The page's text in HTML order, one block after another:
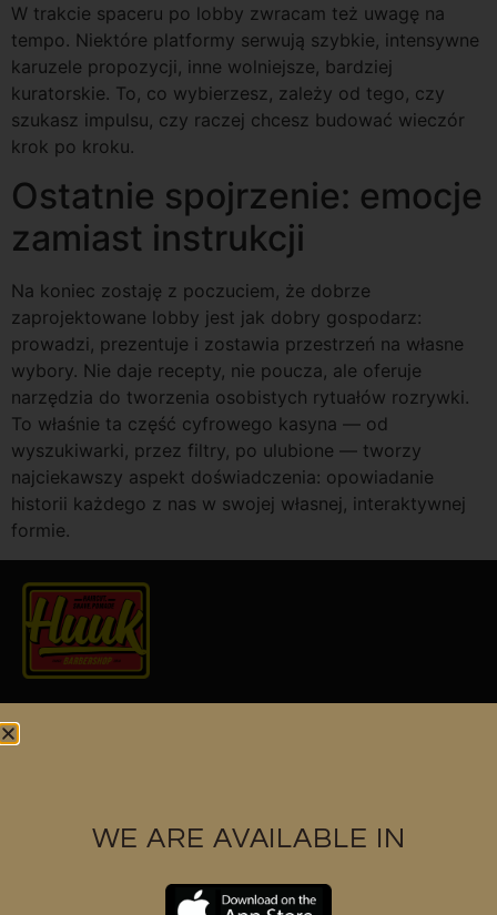
W trakcie spaceru po lobby zwracam też uwagę na
tempo. Niektóre platformy serwują szybkie, intensywne
karuzele propozycji, inne wolniejsze, bardziej
kuratorskie. To, co wybierzesz, zależy od tego, czy
szukasz impulsu, czy raczej chcesz budować wieczór
krok po kroku.
Ostatnie spojrzenie: emocje
zamiast instrukcji
Na koniec zostaję z poczuciem, że dobrze
zaprojektowane lobby jest jak dobry gospodarz:
prowadzi, prezentuje i zostawia przestrzeń na własne
wybory. Nie daje recepty, nie poucza, ale oferuje
narzędzia do tworzenia osobistych rytuałów rozrywki.
To właśnie ta część cyfrowego kasyna — od
wyszukiwarki, przez filtry, po ulubione — tworzy
najciekawszy aspekt doświadczenia: opowiadanie
historii każdego z nas w swojej własnej, interaktywnej
formie.
WE ARE AVAILABLE IN